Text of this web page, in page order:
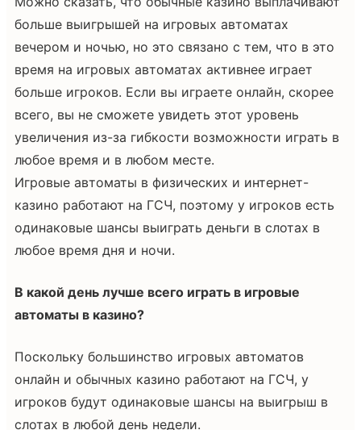
больше выигрышей на игровых автоматах
вечером и ночью, но это связано с тем, что в это
время на игровых автоматах активнее играет
больше игроков. Если вы играете онлайн, скорее
всего, вы не сможете увидеть этот уровень
увеличения из-за гибкости возможности играть в
любое время и в любом месте.
Игровые автоматы в физических и интернет-
казино работают на ГСЧ, поэтому у игроков есть
одинаковые шансы выиграть деньги в слотах в
любое время дня и ночи.
В какой день лучше всего играть в игровые
автоматы в казино?
Поскольку большинство игровых автоматов
онлайн и обычных казино работают на ГСЧ, у
игроков будут одинаковые шансы на выигрыш в
слотах в любой день недели.